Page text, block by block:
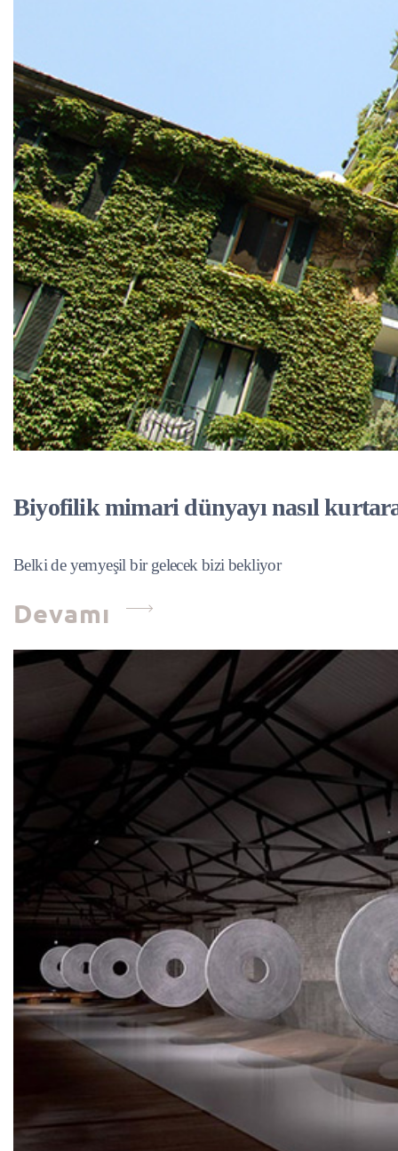
Biyofilik mimari dünyayı nasıl
Belki de yemyeşil bir gelecek bizi bekliyor
Devamı